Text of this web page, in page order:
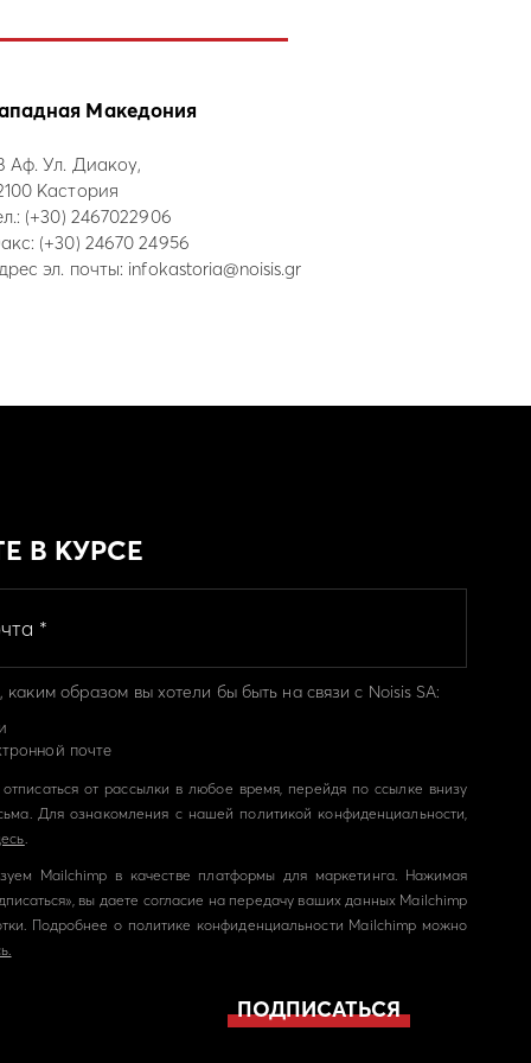
Македония
Аф. Ул. Диакоу,
Кастория
(+30) 2467022906
(+30) 24670 24956
эл. почты: infokastoria@noisis.gr
В КУРСЕ
каким образом вы хотели бы быть на связи с Noisis SA:
почте
от рассылки в любое время, перейдя по ссылке внизу
Для ознакомления с нашей политикой конфиденциальности,
.
Mailchimp в качестве платформы для маркетинга. Нажимая
вы даете согласие на передачу ваших данных Mailchimp
Подробнее о политике конфиденциальности Mailchimp можно